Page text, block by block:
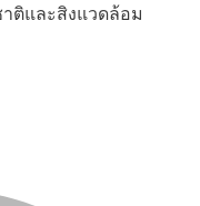
ติและสิงแวดล้อม